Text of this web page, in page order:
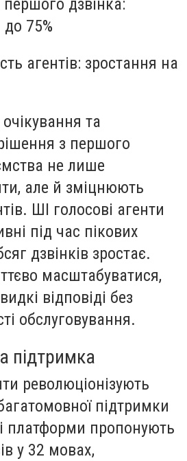
дзвінка:
75%
агентів: зростання на
та
з першого
не лише
але й зміцнюють
ШІ голосові агенти
під час пікових
дзвінків зростає.
масштабуватися,
відповіді без
обслуговування.
підтримка
революціонізують
підтримки
платформи пропонують
у 32 мовах,